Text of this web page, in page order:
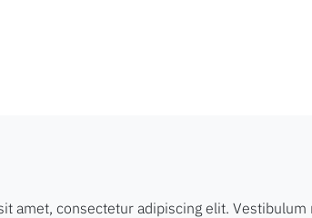
amet, consectetur adipiscing elit.